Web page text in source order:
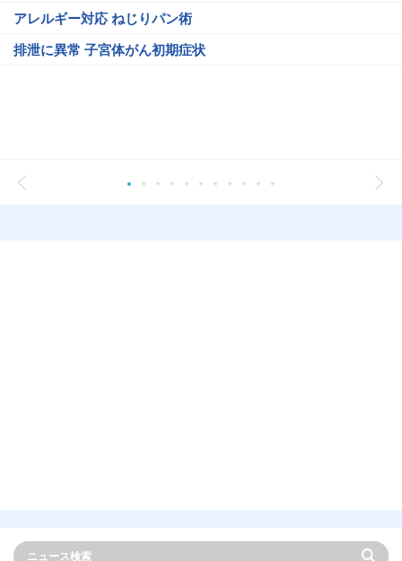
アレルギー対応 ねじりパン術
排泄に異常 子宮体がん初期症状